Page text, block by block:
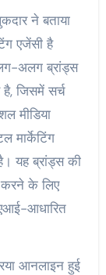
ने बताया
एजेंसी है
अलग ब्रांड्स
जिसमें सर्च
मीडिया
मार्केटिंग
यह ब्रांड्स की
करने के लिए
आधारित
आनलाइन हुई